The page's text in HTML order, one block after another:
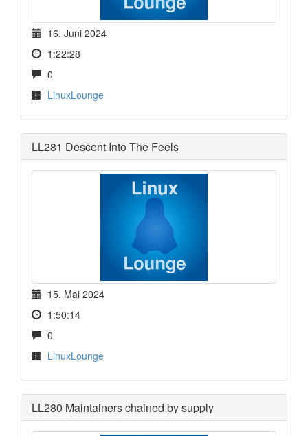
16. Juni 2024
1:22:28
0
LinuxLounge
LL281 Descent Into The Feels
15. Mai 2024
1:50:14
0
LinuxLounge
LL280 Maintainers chained by supply